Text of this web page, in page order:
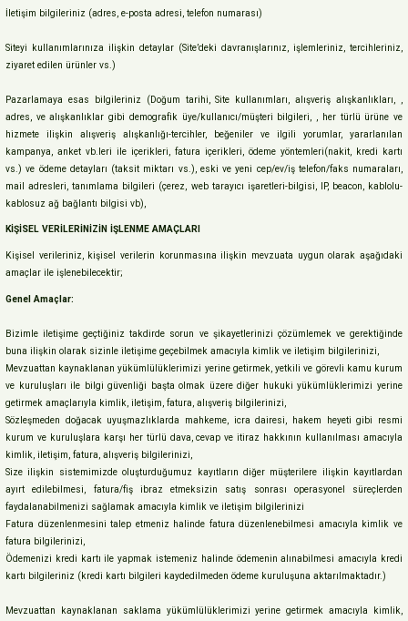
İletişim bilgileriniz (adres, e-posta adresi, telefon numarası)
Siteyi kullanımlarınıza ilişkin detaylar (Site’deki davranışlarınız, işlemleriniz, tercihleriniz,
ziyaret edilen ürünler vs.)
Pazarlamaya esas bilgileriniz (Doğum tarihi, Site kullanımları, alışveriş alışkanlıkları, ,
adres, ve alışkanlıklar gibi demografik üye/kullanıcı/müşteri bilgileri, , her türlü ürüne ve
hizmete ilişkin alışveriş alışkanlığı-tercihler, beğeniler ve ilgili yorumlar, yararlanılan
kampanya, anket vb.leri ile içerikleri, fatura içerikleri, ödeme yöntemleri(nakit, kredi kartı
vs.) ve ödeme detayları (taksit miktarı vs.), eski ve yeni cep/ev/iş telefon/faks numaraları,
mail adresleri, tanımlama bilgileri (çerez, web tarayıcı işaretleri-bilgisi, IP, beacon, kablolu-
kablosuz ağ bağlantı bilgisi vb),
KİŞİSEL VERİLERİNİZİN İŞLENME AMAÇLARI
Kişisel verileriniz, kişisel verilerin korunmasına ilişkin mevzuata uygun olarak aşağıdaki
amaçlar ile işlenebilecektir;
Genel Amaçlar:
Bizimle iletişime geçtiğiniz takdirde sorun ve şikayetlerinizi çözümlemek ve gerektiğinde
buna ilişkin olarak sizinle iletişime geçebilmek amacıyla kimlik ve iletişim bilgilerinizi,
Mevzuattan kaynaklanan yükümlülüklerimizi yerine getirmek, yetkili ve görevli kamu kurum
ve kuruluşları ile bilgi güvenliği başta olmak üzere diğer hukuki yükümlüklerimizi yerine
getirmek amaçlarıyla kimlik, iletişim, fatura, alışveriş bilgilerinizi,
Sözleşmeden doğacak uyuşmazlıklarda mahkeme, icra dairesi, hakem heyeti gibi resmi
kurum ve kuruluşlara karşı her türlü dava, cevap ve itiraz hakkının kullanılması amacıyla
kimlik, iletişim, fatura, alışveriş bilgilerinizi,
Size ilişkin sistemimizde oluşturduğumuz kayıtların diğer müşterilere ilişkin kayıtlardan
ayırt edilebilmesi, fatura/fiş ibraz etmeksizin satış sonrası operasyonel süreçlerden
faydalanabilmenizi sağlamak amacıyla kimlik ve iletişim bilgilerinizi
Fatura düzenlenmesini talep etmeniz halinde fatura düzenlenebilmesi amacıyla kimlik ve
fatura bilgilerinizi,
Ödemenizi kredi kartı ile yapmak istemeniz halinde ödemenin alınabilmesi amacıyla kredi
kartı bilgileriniz (kredi kartı bilgileri kaydedilmeden ödeme kuruluşuna aktarılmaktadır.)
Mevzuattan kaynaklanan saklama yükümlülüklerimizi yerine getirmek amacıyla kimlik,